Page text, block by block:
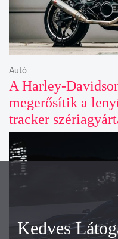
A Harley-
megerősítik a
tracker
Autó
Kedves